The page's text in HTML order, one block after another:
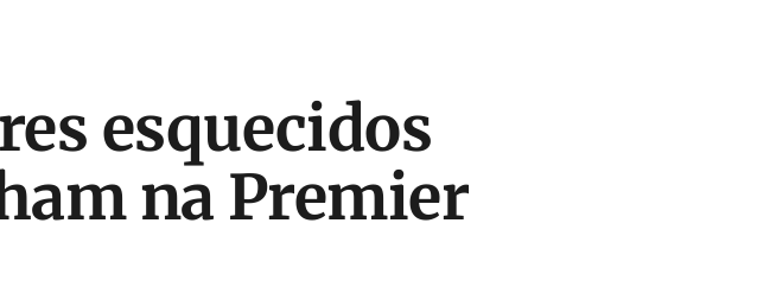
esquecidos
na Premier